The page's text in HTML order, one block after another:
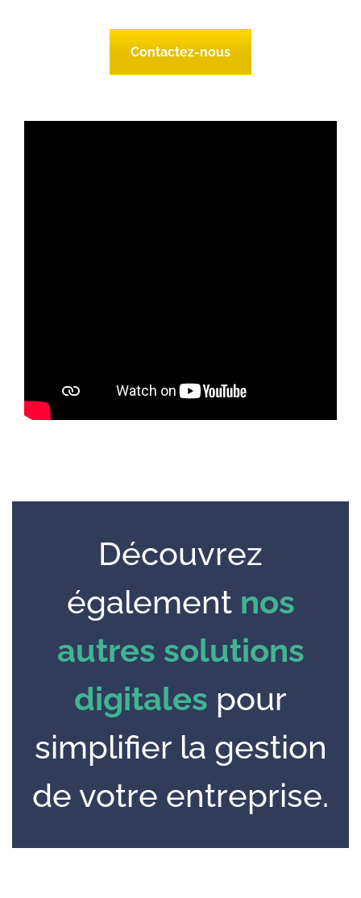
Contactez-nous
Découvrez
également nos
autres solutions
digitales pour
simplifier la gestion
de votre entreprise.